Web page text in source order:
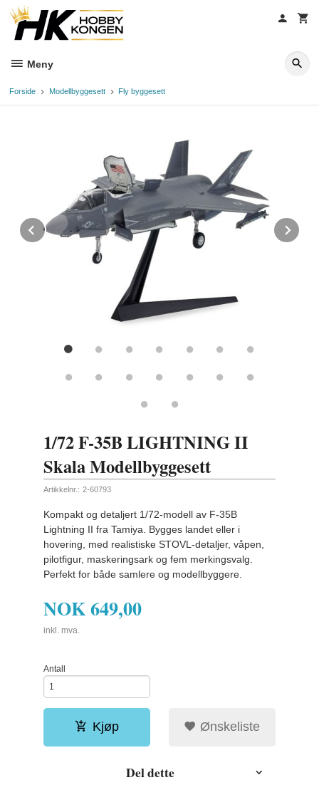
innholdet
Meny
Forside Modellbyggesett Fly byggesett
Prev
1/72 F-35B LIGHTNING II
Skala Modellbyggesett
Artikkelnr.: 2-60793
Kompakt og detaljert 1/72-modell av F-35B
Lightning II fra Tamiya. Bygges landet eller i
hovering, med realistiske STOVL-detaljer, våpen,
pilotfigur, maskeringsark og fem merkingsvalg.
Perfekt for både samlere og modellbyggere.
NOK649,00
inkl. mva.
Antall
Kjøp Ønskeliste
Del dette